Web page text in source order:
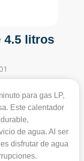
4.5 litros
para gas LP,
Este calentador
de agua. Al ser
disfrutar de agua